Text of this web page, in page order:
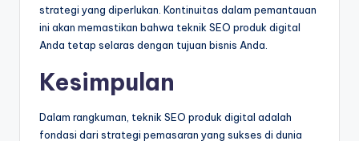
strategi yang diperlukan. Kontinuitas dalam pemantauan
ini akan memastikan bahwa teknik SEO produk digital
Anda tetap selaras dengan tujuan bisnis Anda.
Kesimpulan
Dalam rangkuman, teknik SEO produk digital adalah
fondasi dari strategi pemasaran yang sukses di dunia